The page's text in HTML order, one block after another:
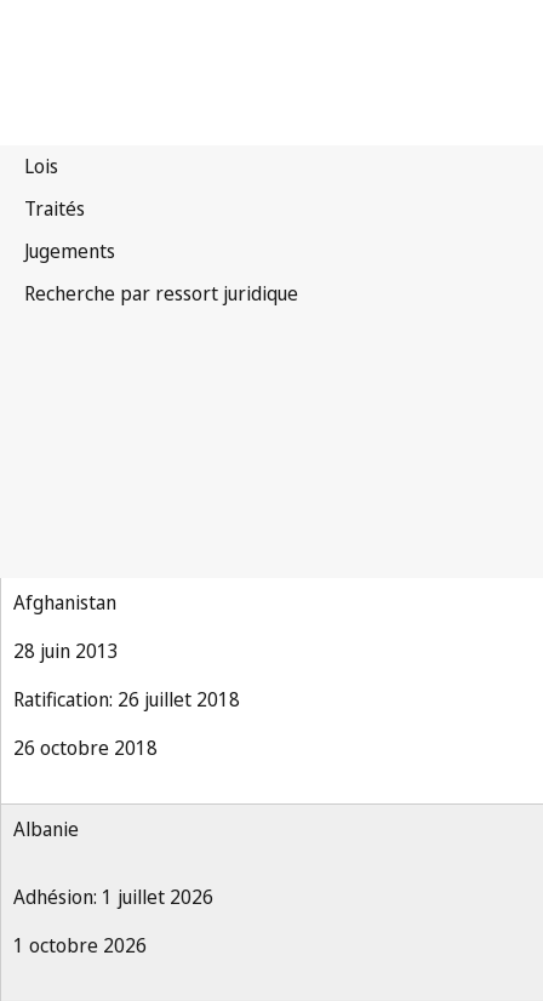
Afghanistan
28 juin 2013
Ratification: 26 juillet 2018
26 octobre 2018
Albanie
Adhésion: 1 juillet 2026
1 octobre 2026